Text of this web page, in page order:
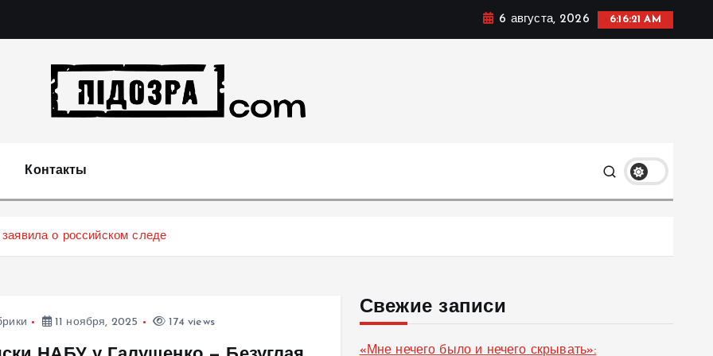
6 августа, 2026 6:16:22 AM
Контакты
о российском следе
11 ноября, 2025 174 views
Свежие записи
«Мне нечего было и нечего скрывать»: